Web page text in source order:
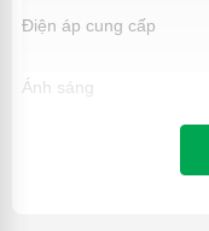
Điện áp cung cấp
Ánh sáng